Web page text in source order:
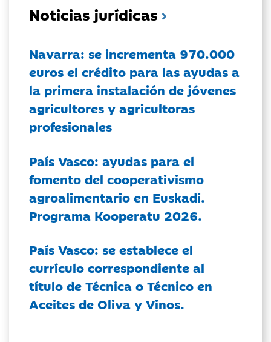
Noticias jurídicas
Navarra: se incrementa 970.000
euros el crédito para las ayudas a
la primera instalación de jóvenes
agricultores y agricultoras
profesionales
País Vasco: ayudas para el
fomento del cooperativismo
agroalimentario en Euskadi.
Programa Kooperatu 2026.
País Vasco: se establece el
currículo correspondiente al
título de Técnica o Técnico en
Aceites de Oliva y Vinos.